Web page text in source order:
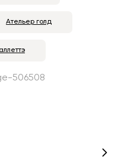
Ательер голд